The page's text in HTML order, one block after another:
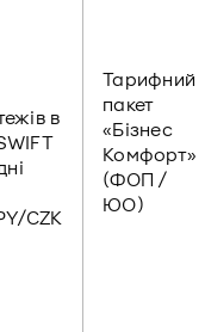
в
CZK
Тарифний
пакет
«Бізнес
Комфорт»
(ФОП /
ЮО)